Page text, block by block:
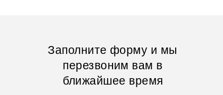
Заполните форму и мы
перезвоним вам в
ближайшее время